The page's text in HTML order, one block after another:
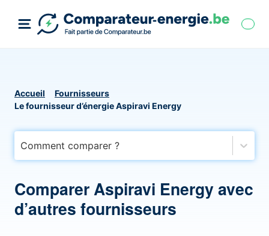
Accueil
Fournisseurs
Le fournisseur d’énergie Aspiravi Energy
Comment comparer ?
Comparer Aspiravi Energy avec
d’autres fournisseurs